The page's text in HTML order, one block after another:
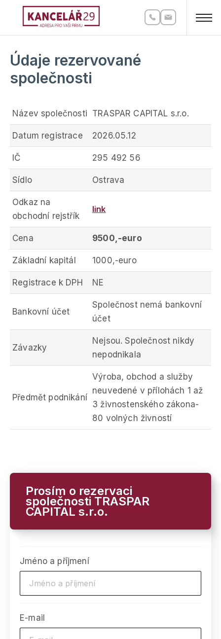
Údaje rezervované
společnosti
Název společnosti TRASPAR CAPITAL s.r.o.
Datum registrace 2026.05.12
IČ 295 492 56
Sídlo Ostrava
Odkaz na
obchodní rejstřík
link
Cena 9500,-euro
Základní kapitál 1000,-euro
Registrace k DPH NE
Bankovní účet
Společnost nemá bankovní
účet
Závazky
Nejsou. Společnost nikdy
nepodnikala
Předmět podnikání
Výroba, obchod a služby
neuvedené v přílohách 1 až
3 živnostenského zákona-
80 volných živností
Prosím o rezervaci
společnosti TRASPAR
CAPITAL s.r.o.
Jméno a příjmení
E-mail